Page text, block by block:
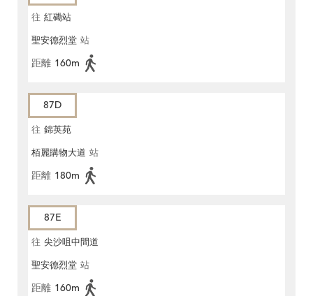
往 紅磡站
聖安德烈堂 站
距離 160m
87D
往 錦英苑
栢麗購物大道 站
距離 180m
87E
往 尖沙咀中間道
聖安德烈堂 站
距離 160m